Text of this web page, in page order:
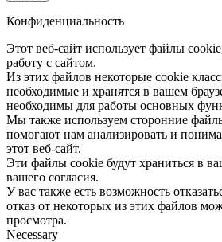
Конфиденциальность
Этот веб-сайт использует файлы
работу с сайтом.
Из этих файлов некоторые cookie
необходимые и хранятся в вашем
необходимы для работы основных
Мы также используем сторонние
помогают нам анализировать и
этот веб-сайт.
Эти файлы cookie будут храниться в
вашего согласия.
У вас также есть возможность
отказ от некоторых из этих файлов
просмотра.
Necessary